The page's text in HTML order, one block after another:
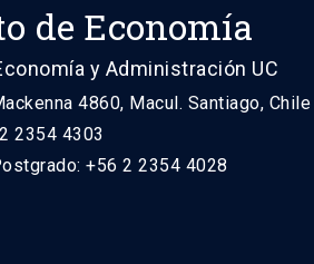
de Economía
y Administración UC
4860, Macul. Santiago, Chile
2354 4303
+56 2 2354 4028